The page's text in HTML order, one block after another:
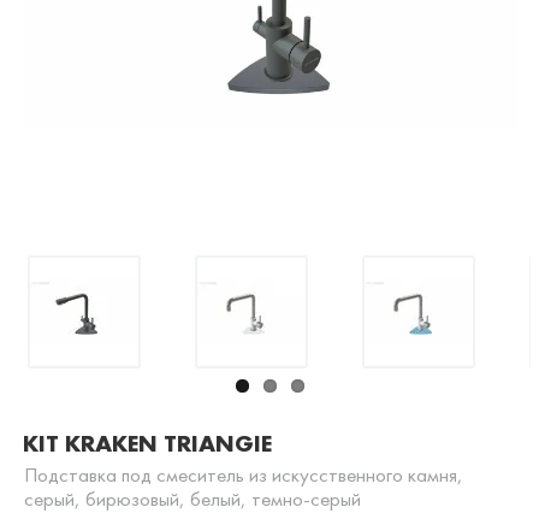
KIT KRAKEN TRIANGIE
Подставка под смеситель из искусственного камня,
серый, бирюзовый, белый, темно-серый